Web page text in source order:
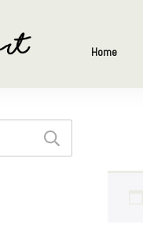
Home